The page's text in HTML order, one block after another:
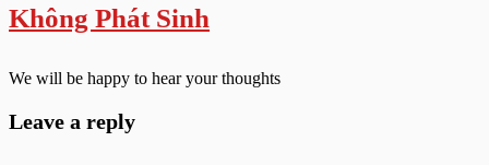
Không Phát Sinh
We will be happy to hear your thoughts
Leave a reply